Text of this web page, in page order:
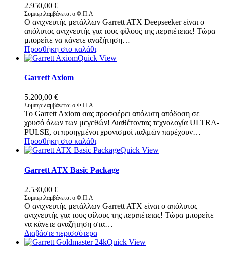
2.950,00 €
Συμπεριλαμβάνεται ο Φ.Π.Α
Ο ανιχνευτής μετάλλων Garrett ATX Deepseeker είναι ο
απόλυτος ανιχνευτής για τους φίλους της περιπέτειας! Τώρα
μπορείτε να κάνετε αναζήτηση…
Προσθήκη στο καλάθι
Quick View
Garrett Axiom
5.200,00 €
Συμπεριλαμβάνεται ο Φ.Π.Α
Το Garrett Axiom σας προσφέρει απόλυτη απόδοση σε
χρυσό όλων των μεγεθών! Διαθέτοντας τεχνολογία ULTRA-
PULSE, οι προηγμένοι χρονισμοί παλμών παρέχουν…
Προσθήκη στο καλάθι
Quick View
Garrett ATX Basic Package
2.530,00 €
Συμπεριλαμβάνεται ο Φ.Π.Α
Ο ανιχνευτής μετάλλων Garrett ATX είναι ο απόλυτος
ανιχνευτής για τους φίλους της περιπέτειας! Τώρα μπορείτε
να κάνετε αναζήτηση στα…
Διαβάστε περισσότερα
Quick View